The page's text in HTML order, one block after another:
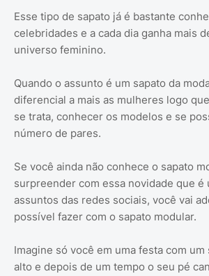
Esse tipo de sapato já é bastante
celebridades e a cada dia ganha mais
universo feminino.
Quando o assunto é um sapato da
diferencial a mais as mulheres logo
se trata, conhecer os modelos e se
número de pares.
Se você ainda não conhece o sapato
surpreender com essa novidade que é
assuntos das redes sociais, você vai
possível fazer com o sapato modular.
Imagine só você em uma festa com um
alto e depois de um tempo o seu pé